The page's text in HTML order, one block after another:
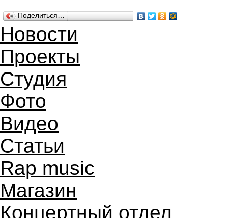
Поделиться…
Новости
Проекты
Студия
Фото
Видео
Статьи
Rap music
Магазин
Концертный отдел